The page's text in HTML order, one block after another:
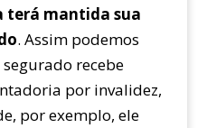
terá mantida sua
. Assim podemos
recebe
por invalidez,
por exemplo, ele